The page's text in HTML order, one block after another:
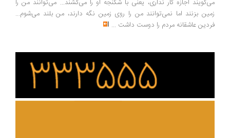
اجازه کار نداری، یعنی با شکنجه او را می‌کشند... می‌توانند من را
بزنند اما نمی‌توانند من را روی زمین نگه دارند، من بلند می‌شوم...
عاشقانه مردم را دوست داشت ...